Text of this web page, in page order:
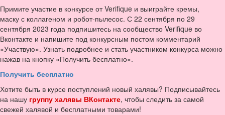
Примите участие в конкурсе от Verifique и выиграйте кремы,
маску с коллагеном и робот-пылесос. С 22 сентября по 29
сентября 2023 года подпишитесь на сообщество Verifique во
Вконтакте и напишите под конкурсным постом комментарий
«Участвую». Узнать подробнее и стать участником конкурса можно
нажав на кнопку «Получить бесплатно».
Получить бесплатно
Хотите быть в курсе поступлений новый халявы? Подписывайтесь
на нашу группу халявы ВКонтакте, чтобы следить за самой
свежей халявой и бесплатными товарами!